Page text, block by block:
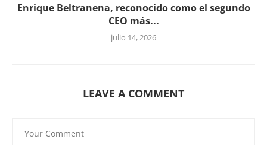
Enrique Beltranena, reconocido como el segundo
CEO más...
julio 14, 2026
LEAVE A COMMENT